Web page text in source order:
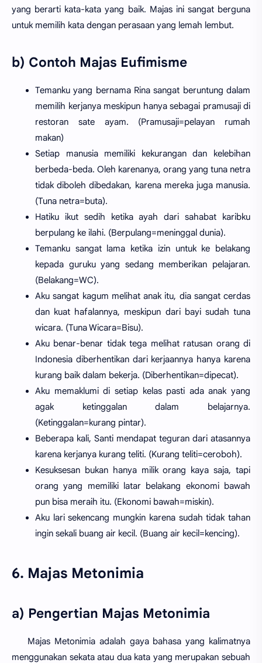
yang berarti kata-kata yang baik. Majas ini sangat berguna
untuk memilih kata dengan perasaan yang lemah lembut.
b) Contoh Majas Eufimisme
Temanku yang bernama Rina sangat beruntung dalam
memilih kerjanya meskipun hanya sebagai pramusaji di
restoran sate ayam. (Pramusaji=pelayan rumah
makan)
Setiap manusia memiliki kekurangan dan kelebihan
berbeda-beda. Oleh karenanya, orang yang tuna netra
tidak diboleh dibedakan, karena mereka juga manusia.
(Tuna netra=buta).
Hatiku ikut sedih ketika ayah dari sahabat karibku
berpulang ke ilahi. (Berpulang=meninggal dunia).
Temanku sangat lama ketika izin untuk ke belakang
kepada guruku yang sedang memberikan pelajaran.
(Belakang=WC).
Aku sangat kagum melihat anak itu, dia sangat cerdas
dan kuat hafalannya, meskipun dari bayi sudah tuna
wicara. (Tuna Wicara=Bisu).
Aku benar-benar tidak tega melihat ratusan orang di
Indonesia diberhentikan dari kerjaannya hanya karena
kurang baik dalam bekerja. (Diberhentikan=dipecat).
Aku memaklumi di setiap kelas pasti ada anak yang
agak ketinggalan dalam belajarnya.
(Ketinggalan=kurang pintar).
Beberapa kali, Santi mendapat teguran dari atasannya
karena kerjanya kurang teliti. (Kurang teliti=ceroboh).
Kesuksesan bukan hanya milik orang kaya saja, tapi
orang yang memiliki latar belakang ekonomi bawah
pun bisa meraih itu. (Ekonomi bawah=miskin).
Aku lari sekencang mungkin karena sudah tidak tahan
ingin sekali buang air kecil. (Buang air kecil=kencing).
6. Majas Metonimia
a) Pengertian Majas Metonimia
Majas Metonimia adalah gaya bahasa yang kalimatnya
menggunakan sekata atau dua kata yang merupakan sebuah